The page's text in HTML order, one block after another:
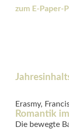
zum E-Paper-
Erasmy,
Romantik
Die bewegte